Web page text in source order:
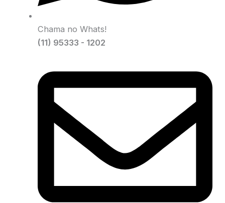
Chama no Whats!
(11) 95333 - 1202